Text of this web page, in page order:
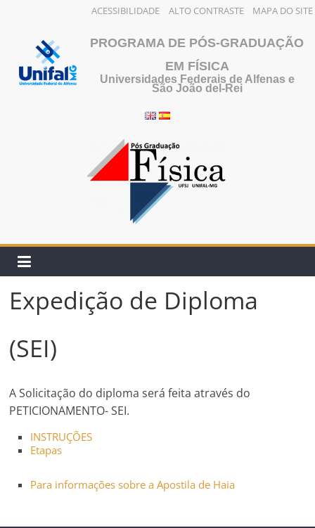
ACESSIBILIDADE ALTO CONTRASTE MAPA DO SITE
conteúdo
PROGRAMA DE PÓS-GRADUAÇÃO
EM FÍSICA
Universidades Federais de Alfenas e
São João del-Rei
Expedição de Diploma
(SEI)
A Solicitação do diploma será feita através do
PETICIONAMENTO- SEI.
INSTRUÇÕES
Etapas
Para informações sobre a Apostila de Haia